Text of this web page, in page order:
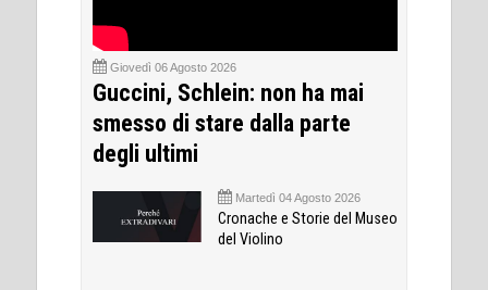
Giovedì 06 Agosto 2026
Guccini, Schlein: non ha mai
smesso di stare dalla parte
degli ultimi
Martedì 04 Agosto 2026
Cronache e Storie del Museo
del Violino